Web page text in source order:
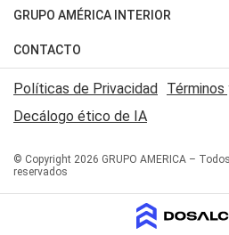
Judiciales
Economia
Motores
Trucos caseros
Series y Películas
Edictos y Solicitadas
Fútbol
Mundial
Automovilismo
Rugby
Básquet
GRUPO AMÉRICA INTERIOR
Canal 7 en Vivo
San Juan 8
CONTACTO
Acerca de Nosotros
Contactanos
Políticas de Privacidad Términos
Decálogo ético de IA
© Copyright 2026 GRUPO AMERICA –
reservados